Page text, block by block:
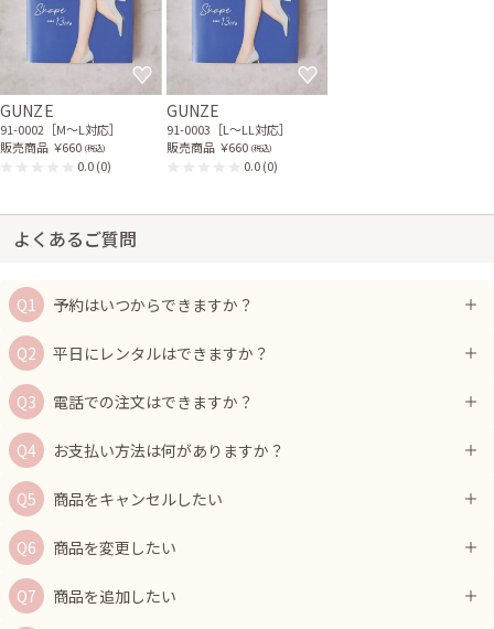
GUNZE
91-0002［M〜L対応］
販売商品 ￥660 (税込)
0.0(0)
GUNZE
91-0003［L〜LL対応］
販売商品 ￥660 (税込)
0.0(0)
よくあるご質問
予約はいつからできますか？
平日にレンタルはできますか？
電話での注文はできますか？
お支払い方法は何がありますか？
商品をキャンセルしたい
商品を変更したい
商品を追加したい